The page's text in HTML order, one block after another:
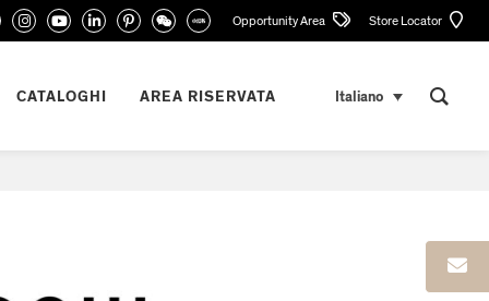
Opportunity Area Store Locator
CATALOGHI AREA RISERVATA Italiano